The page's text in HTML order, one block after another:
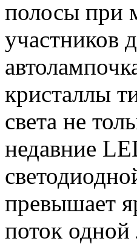
полосы при
участников
кристаллы
света не
недавние
превышает
поток